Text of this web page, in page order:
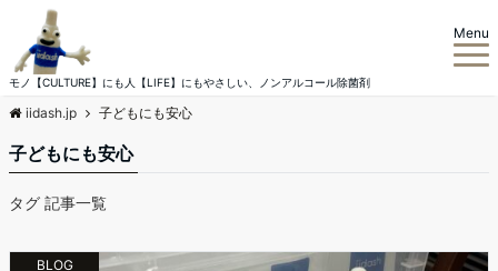
モノ【CULTURE】にも人【LIFE】にもやさしい、ノンアルコール除菌剤
Menu
iidash.jp 子どもにも安心
子どもにも安心
タグ 記事一覧
BLOG